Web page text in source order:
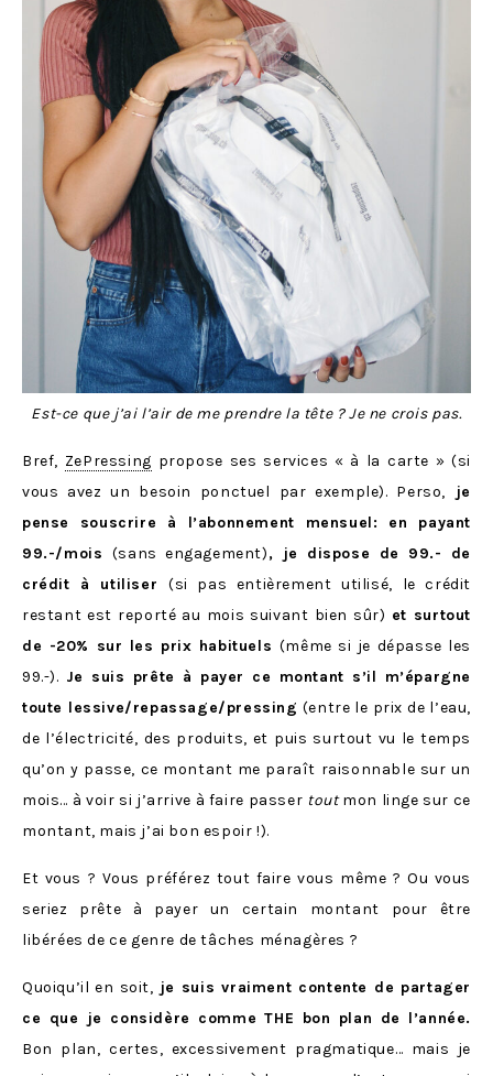
Est-ce que j’ai l’air de me prendre la tête ? Je ne crois pas.
Bref, ZePressing propose ses services « à la carte » (si
vous avez un besoin ponctuel par exemple). Perso, je
pense souscrire à l’abonnement mensuel: en payant
99.-/mois (sans engagement), je dispose de 99.- de
crédit à utiliser (si pas entièrement utilisé, le crédit
restant est reporté au mois suivant bien sûr) et surtout
de -20% sur les prix habituels (même si je dépasse les
99.-). Je suis prête à payer ce montant s’il m’épargne
toute lessive/repassage/pressing (entre le prix de l’eau,
de l’électricité, des produits, et puis surtout vu le temps
qu’on y passe, ce montant me paraît raisonnable sur un
mois… à voir si j’arrive à faire passer toutmon linge sur ce
montant, mais j’ai bon espoir !).
Et vous ? Vous préférez tout faire vous même ? Ou vous
seriez prête à payer un certain montant pour être
libérées de ce genre de tâches ménagères ?
Quoiqu’il en soit, je suis vraiment contente de partager
ce que je considère comme THE bon plan de l’année.
Bon plan, certes, excessivement pragmatique… mais je